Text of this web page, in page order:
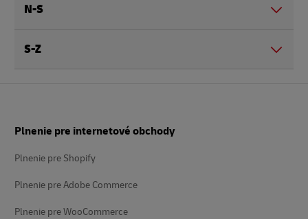
N-S
S-Z
Plnenie pre internetové obchody
Plnenie pre Shopify
Plnenie pre Adobe Commerce
Plnenie pre WooCommerce